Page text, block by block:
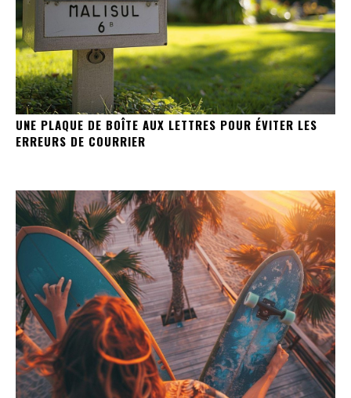
UNE PLAQUE DE BOÎTE AUX LETTRES POUR ÉVITER LES
ERREURS DE COURRIER